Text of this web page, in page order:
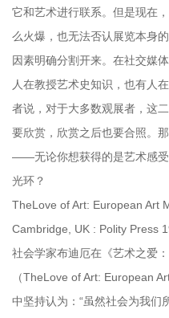
它和艺术进行联系。但是现在
么火爆，也无法否认展览本身
因素明确分割开来。在社交媒
人在教授艺术史知识，也有人
者说，对于大多数观展者，这
要欣赏，欣赏之后也要合照。
——无论你想获得的是艺术感
光环？
TheLove of Art: European Art
Cambridge, UK : Polity Press
社会学家布迪厄在《艺术之爱
（TheLove of Art: European
中坚持认为：“虽然社会为我们